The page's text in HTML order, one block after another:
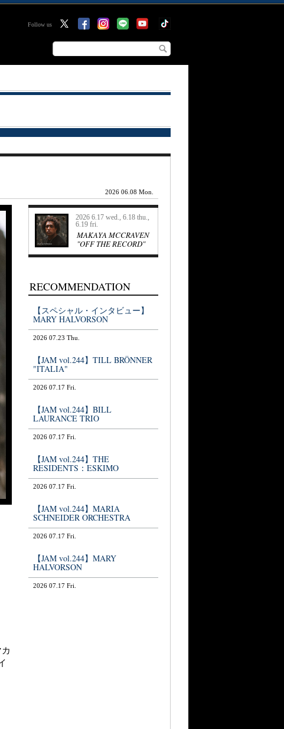
Follow us
2026 06.08 Mon.
2026 6.17 wed., 6.18 thu.,
6.19 fri.
MAKAYA MCCRAVEN
"OFF THE RECORD"
RECOMMENDATION
【スペシャル・インタビュー】
MARY HALVORSON
2026 07.23 Thu.
【JAM vol.244】TILL BRÖNNER
"ITALIA"
2026 07.17 Fri.
【JAM vol.244】BILL
LAURANCE TRIO
2026 07.17 Fri.
【JAM vol.244】THE
RESIDENTS：ESKIMO
2026 07.17 Fri.
【JAM vol.244】MARIA
SCHNEIDER ORCHESTRA
2026 07.17 Fri.
【JAM vol.244】MARY
HALVORSON
2026 07.17 Fri.